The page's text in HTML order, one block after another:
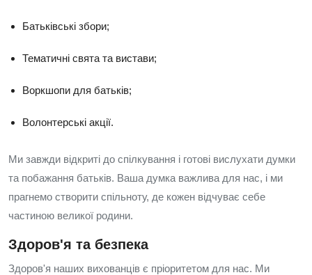
Батьківські збори;
Тематичні свята та вистави;
Воркшопи для батьків;
Волонтерські акції.
Ми завжди відкриті до спілкування і готові вислухати думки
та побажання батьків. Ваша думка важлива для нас, і ми
прагнемо створити спільноту, де кожен відчуває себе
частиною великої родини.
Здоров'я та безпека
Здоров'я наших вихованців є пріоритетом для нас. Ми